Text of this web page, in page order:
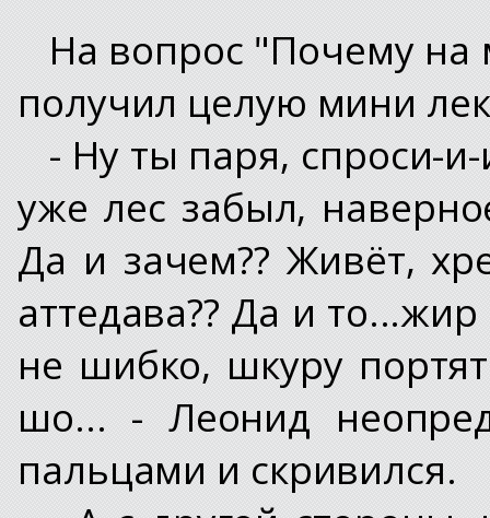
На вопрос "Почему на
получил целую мини
- Ну ты паря, спроси-
уже лес забыл,
Да и зачем?? Живёт,
аттедава?? Да и
не шибко, шкуру
шо... - Леонид
пальцами и скривился.